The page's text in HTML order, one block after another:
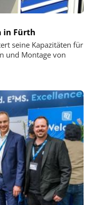
in Fürth
seine Kapazitäten für
und Montage von